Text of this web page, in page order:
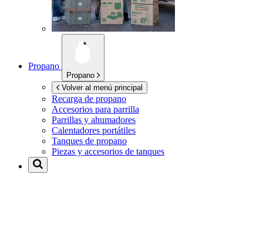
Propano
Propano
Volver al menú principal
Recarga de propano
Accesorios para parrilla
Parrillas y ahumadores
Calentadores portátiles
Tanques de propano
Piezas y accesorios de tanques